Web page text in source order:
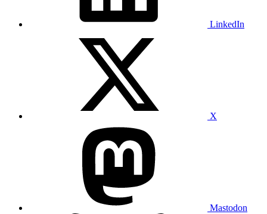
LinkedIn
X
Mastodon